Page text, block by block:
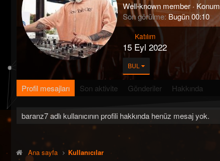
Well-known member · Konum
Son görülme Bugün 00:10
Katılım
15 Eyl 2022
BUL
Profil mesajları Son aktivite Gönderiler Hakkında
baranz7 adlı kullanıcının profili hakkında henüz mesaj yok.
Ana sayfa Kullanıcılar